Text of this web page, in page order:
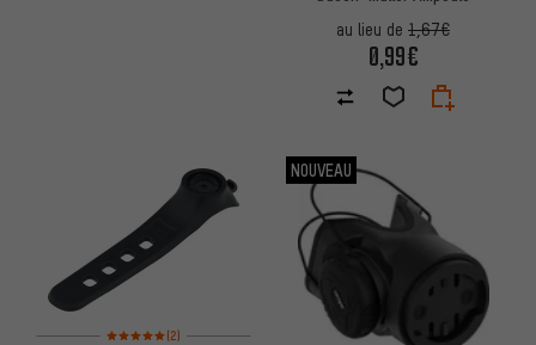
au lieu de 1,67€
0,99€
Note moyenne : 5 sur 5 d'après 2 avis
(2)
NOUVEAU